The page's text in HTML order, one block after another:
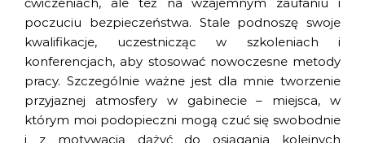
poczuciu bezpieczeństwa. Stale podnoszę swoje
kwalifikacje, uczestnicząc w szkoleniach i
konferencjach, aby stosować nowoczesne metody
pracy. Szczególnie ważne jest dla mnie tworzenie
przyjaznej atmosfery w gabinecie – miejsca, w
którym moi podopieczni mogą czuć się swobodnie
i z motywacją dążyć do osiągania kolejnych